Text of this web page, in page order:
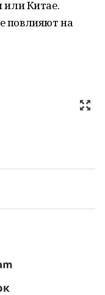
или Китае.
повлияют на